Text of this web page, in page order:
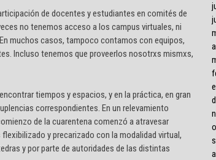
de docentes y estudiantes en comités de
no tenemos acceso a los campus virtuales, ni
muchos casos, tampoco contamos con equipos,
Incluso tenemos que proveerlos nosotrxs mismxs,
tiempos y espacios, y en la práctica, en gran
correspondientes. En un relevamiento
de la cuarentena comenzó a atravesar
y precarizado con la modalidad virtual,
y por parte de autoridades de las distintas